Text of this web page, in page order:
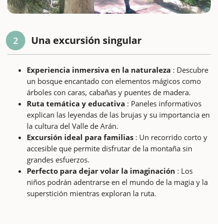
2 Una excursión singular
Experiencia inmersiva en la naturaleza : Descubre
un bosque encantado con elementos mágicos como
árboles con caras, cabañas y puentes de madera.
Ruta temática y educativa : Paneles informativos
explican las leyendas de las brujas y su importancia en
la cultura del Valle de Arán.
Excursión ideal para familias : Un recorrido corto y
accesible que permite disfrutar de la montaña sin
grandes esfuerzos.
Perfecto para dejar volar la imaginación : Los
niños podrán adentrarse en el mundo de la magia y la
superstición mientras exploran la ruta.